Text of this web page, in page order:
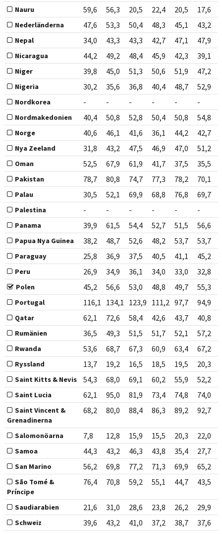
Nauru 59,6 56,3 20,5 22,4 20,5 17,6
Nederländerna 47,6 53,3 50,4 48,3 45,1 43,2
Nepal 34,0 43,3 43,3 42,7 47,1 47,9
Nicaragua 44,2 49,2 48,4 45,9 42,3 39,1
Niger 39,8 45,0 51,3 50,6 51,9 47,2
Nigeria 30,2 35,6 36,8 40,4 48,7 52,9
Nordkorea - - - - - -
Nordmakedonien 40,4 50,8 52,8 50,4 50,8 54,8
Norge 40,6 46,1 41,6 36,1 44,2 42,7
Nya Zeeland 31,8 43,2 47,5 46,9 47,0 51,2
Oman 52,5 67,9 61,9 41,7 37,5 35,5
Pakistan 78,7 80,8 74,7 77,3 78,2 70,1
Palau 30,5 52,1 69,9 68,8 76,8 69,7
Palestina - - - - - -
Panama 39,9 61,5 54,4 52,7 51,5 56,6
Papua Nya Guinea 38,2 48,7 52,6 48,2 53,7 53,7
Paraguay 25,8 36,9 37,5 40,5 41,1 45,2
Peru 26,9 34,9 36,1 34,0 33,0 32,8
Polen 45,2 56,6 53,0 48,8 49,7 55,3
Portugal 116,1 134,1 123,9 111,2 97,7 94,9
Qatar 62,1 72,6 58,4 42,6 43,7 40,8
Rumänien 36,5 49,3 51,5 51,7 52,1 57,2
Rwanda 53,6 68,7 67,3 60,9 63,4 67,2
Ryssland 13,7 19,2 16,5 18,5 19,5 20,3
Saint Kitts & Nevis 54,3 68,0 69,1 60,2 55,9 52,2
Saint Lucia 62,1 95,0 81,9 73,4 74,8 74,0
Saint Vincent &
Grenadinerna
68,2 80,0 88,4 86,3 89,2 92,7
Salomonöarna 7,8 12,8 15,9 15,5 20,3 22,0
Samoa 44,3 43,2 46,3 43,8 35,4 27,7
San Marino 56,2 69,8 77,2 71,3 69,9 65,2
São Tomé &
Príncipe
76,4 70,8 59,2 55,1 44,7 43,5
Saudiarabien 21,6 31,0 28,6 23,8 26,2 29,9
Schweiz 39,6 43,2 41,0 37,2 38,7 37,6